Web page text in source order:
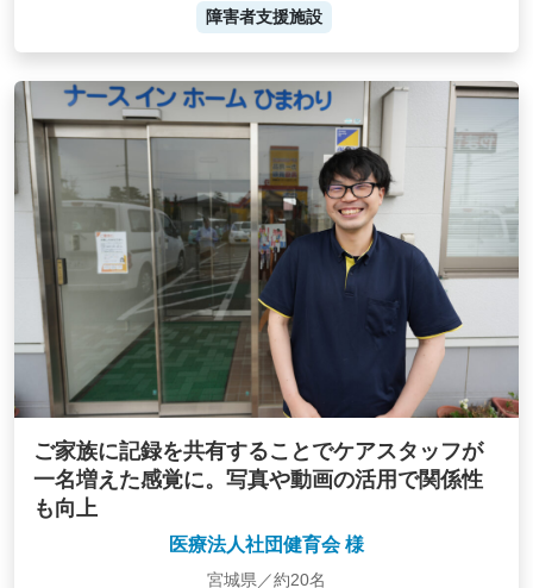
障害者支援施設
ご家族に記録を共有することでケアスタッフが
一名増えた感覚に。写真や動画の活用で関係性
も向上
医療法人社団健育会 様
宮城県／約20名